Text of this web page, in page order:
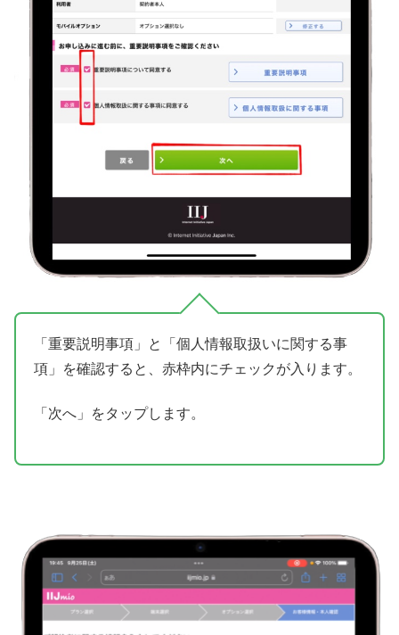
「重要説明事項」と「個人情報取扱いに関する事
項」を確認すると、赤枠内にチェックが入ります。
「次へ」をタップします。